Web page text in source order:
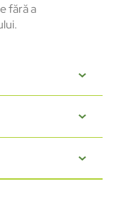
fără a